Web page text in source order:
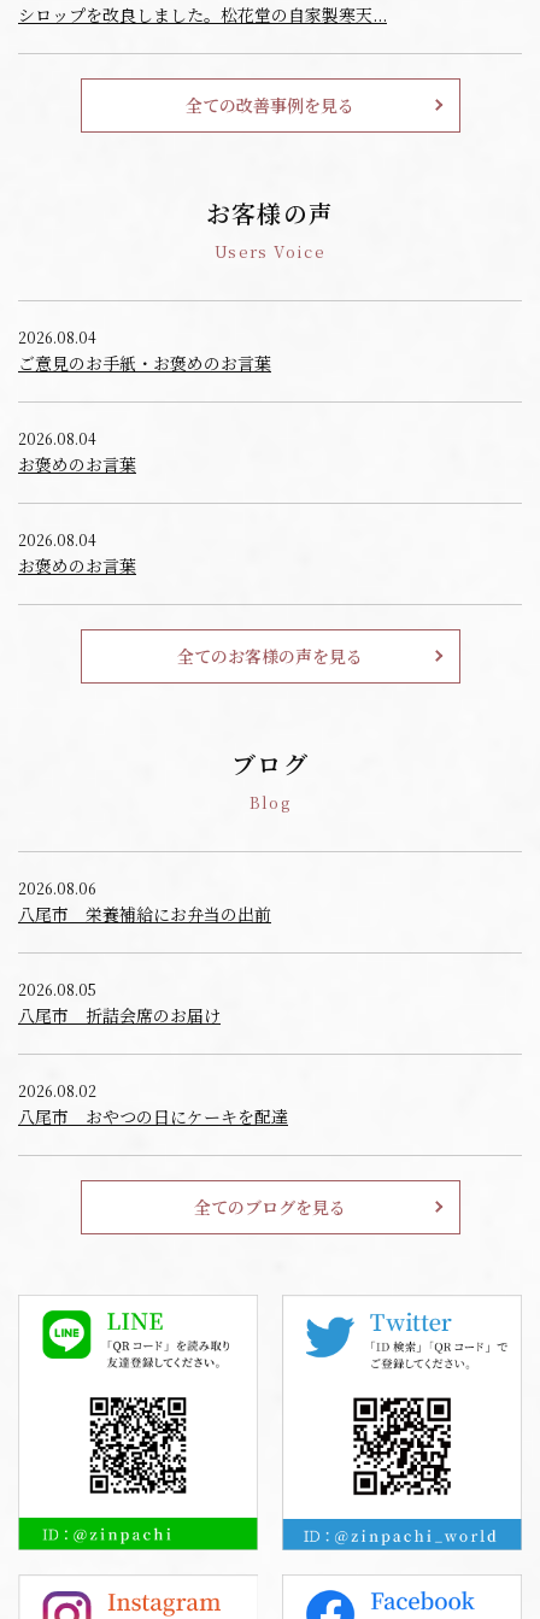
シロップを改良しました。松花堂の自家製寒天...
全ての改善事例を見る
お客様の声
Users Voice
2026.08.04
ご意見のお手紙・お褒めのお言葉
2026.08.04
お褒めのお言葉
2026.08.04
お褒めのお言葉
全てのお客様の声を見る
ブログ
Blog
2026.08.06
八尾市 栄養補給にお弁当の出前
2026.08.05
八尾市 折詰会席のお届け
2026.08.02
八尾市 おやつの日にケーキを配達
全てのブログを見る